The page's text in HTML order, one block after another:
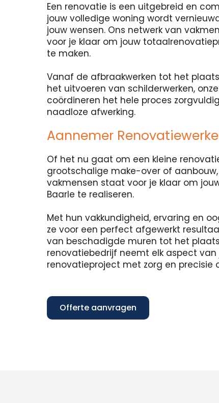
Een renovatie is een uitgebreid en
jouw volledige woning wordt
jouw wensen. Ons netwerk van
voor je klaar om jouw
te maken.
Vanaf de afbraakwerken tot het
het uitvoeren van schilderwerken,
coördineren het hele proces
naadloze afwerking.
Aannemer
Of het nu gaat om een kleine
grootschalige make-over of
vakmensen staat voor je klaar om
Baarle te realiseren.
Met hun vakkundigheid, ervaring en
ze voor een perfect afgewerkt
van beschadigde muren tot het
renovatiebedrijf neemt elk aspect van
renovatieproject met zorg en precisie
Offerte aanvragen